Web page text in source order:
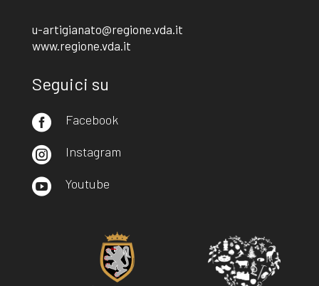
u-artigianato@regione.vda.it
www.regione.vda.it
Seguici su
 Facebook
 Instagram
 Youtube